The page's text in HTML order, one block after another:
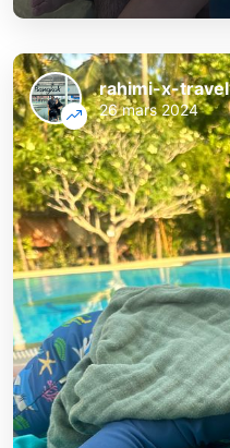
rahimi-x-travel
26 mars 2024